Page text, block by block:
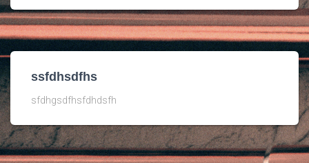
ssfdhsdfhs
sfdhgsdfhsfdhdsfh